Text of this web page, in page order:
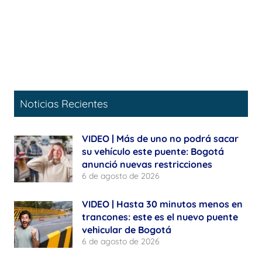
Noticias Recientes
VIDEO | Más de uno no podrá sacar
su vehículo este puente: Bogotá
anunció nuevas restricciones
6 de agosto de 2026
VIDEO | Hasta 30 minutos menos en
trancones: este es el nuevo puente
vehicular de Bogotá
6 de agosto de 2026